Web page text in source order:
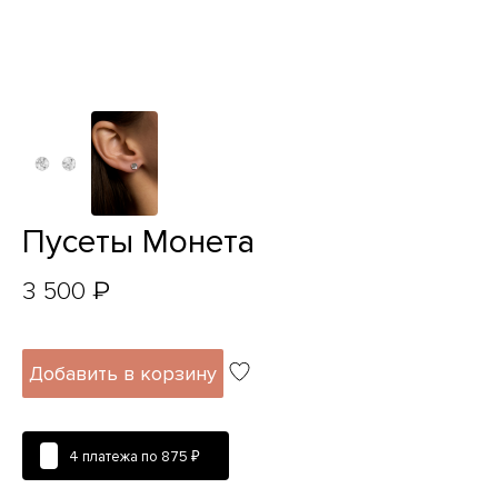
Пусеты Монета
3 500 ₽
Добавить в корзину
4 платежа по 875 ₽